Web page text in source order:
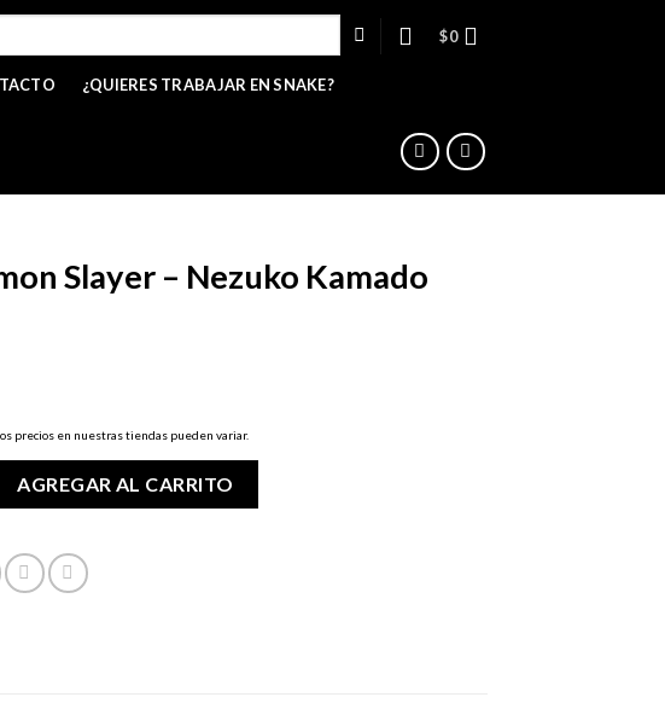
$0
¿QUIERES TRABAJAR EN SNAKE?
Slayer – Nezuko Kamado
precios en nuestras tiendas pueden variar.
AGREGAR AL CARRITO